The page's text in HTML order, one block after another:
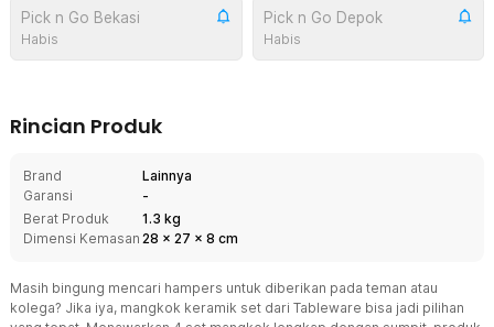
Pick n Go Bekasi
Habis
Pick n Go Depok
Habis
Rincian Produk
Brand
Lainnya
Garansi
-
Berat Produk
1.3 kg
Dimensi Kemasan 28 x 27 x 8 cm
Masih bingung mencari hampers untuk diberikan pada teman atau
kolega? Jika iya, mangkok keramik set dari Tableware bisa jadi pilihan